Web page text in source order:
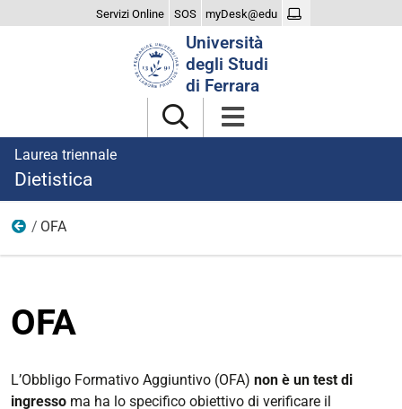
Servizi Online SOS myDesk@edu
Università
degli Studi
di Ferrara
Laurea triennale
Dietistica
Didattica
OFA
OFA
L’Obbligo Formativo Aggiuntivo (OFA) non è un test di
ingresso ma ha lo specifico obiettivo di verificare il